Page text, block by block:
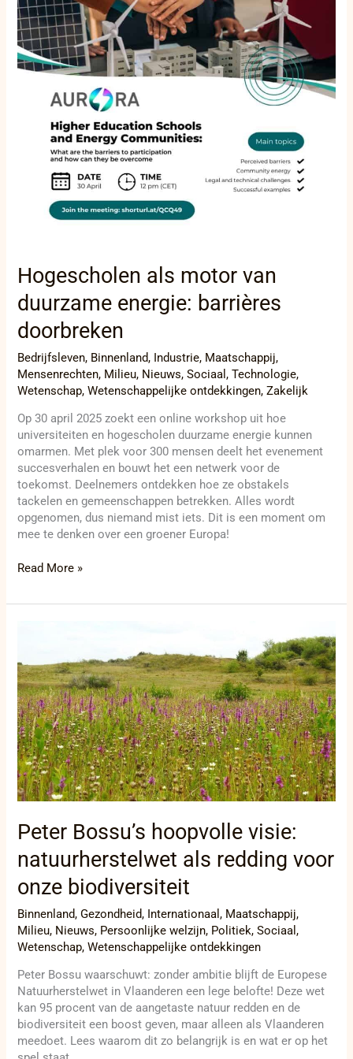
Hogescholen als motor van
duurzame energie: barrières
doorbreken
Bedrijfsleven, Binnenland, Industrie, Maatschappij,
Mensenrechten, Milieu, Nieuws,Sociaal,Technologie,
Wetenschap,Wetenschappelijke ontdekkingen,Zakelijk
Op 30 april 2025 zoekt een online workshop uit hoe
universiteiten en hogescholen duurzame energie kunnen
omarmen. Met plek voor 300 mensen deelt het evenement
succesverhalen en bouwt het een netwerk voor de
toekomst. Deelnemers ontdekken hoe ze obstakels
tackelen en gemeenschappen betrekken. Alles wordt
opgenomen, dus niemand mist iets. Dit is een moment om
mee te denken over een groener Europa!
energie:
barrières
doorbreken
Read More »
Peter Bossu’s hoopvolle visie:
natuurherstelwet als redding voor
onze biodiversiteit
Binnenland,Gezondheid, Internationaal, Maatschappij,
Milieu, Nieuws, Persoonlijke welzijn, Politiek,Sociaal,
Wetenschap,Wetenschappelijke ontdekkingen
Peter Bossu waarschuwt: zonder ambitie blijft de Europese
Natuurherstelwet in Vlaanderen een lege belofte! Deze wet
kan 95 procent van de aangetaste natuur redden en de
biodiversiteit een boost geven, maar alleen als Vlaanderen
meedoet. Lees waarom dit zo belangrijk is en wat er op het
hoopvolle
visie:
natuurherstelwet
als
redding
voor
onze
biodiversiteit